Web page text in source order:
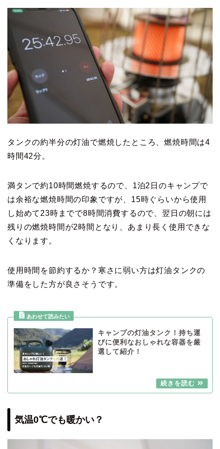
タンクの約半分の灯油で燃焼したところ、燃焼時間は4
時間42分。
満タンで約10時間燃焼するので、1泊2日のキャンプで
は余裕な燃焼時間の印象ですが、15時ぐらいから使用
し始めて23時までで8時間消費するので、翌日の朝には
残りの燃焼時間が2時間となり、あまり長く使用できな
くなります。
使用時間を節約するか？寒さに弱い方は灯油タンクの
準備をした方が良さそうです。
キャンプの灯油タンク！持ち運
びに便利なおしゃれな容器を厳
選して紹介！
気温0℃でも暖かい？